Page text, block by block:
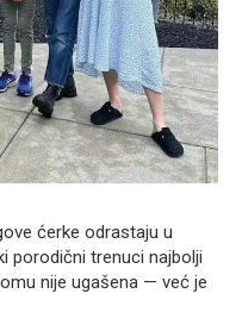
ćerke odrastaju u
porodični trenuci najbolji
nije ugašena — već je